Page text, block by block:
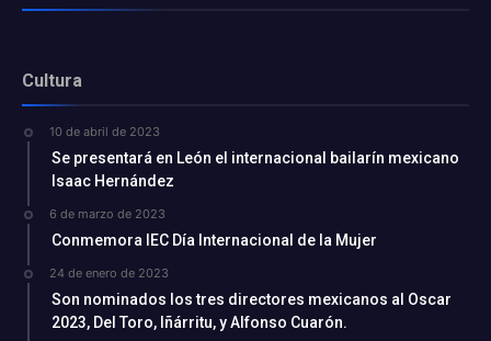
Cultura
10 de abril de 2023
Se presentará en León el internacional bailarín mexicano
Isaac Hernández
6 de marzo de 2023
Conmemora IEC Día Internacional de la Mujer
24 de enero de 2023
Son nominados los tres directores mexicanos al Oscar
2023, Del Toro, Iñárritu, y Alfonso Cuarón.